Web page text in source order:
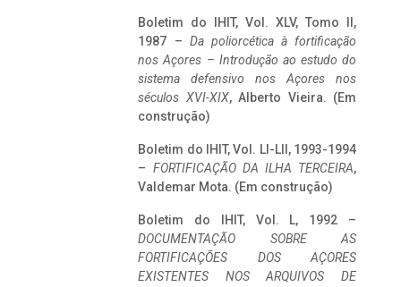
Boletim do IHIT, Vol. XLV, Tomo II,
1987 – Da poliorcética à fortificação
nos Açores – Introdução ao estudo do
sistema defensivo nos Açores nos
séculos XVI-XIX, Alberto Vieira. (Em
construção)
Boletim do IHIT, Vol. LI-LII, 1993-1994
– FORTIFICAÇÃO DA ILHA TERCEIRA,
Valdemar Mota. (Em construção)
Boletim do IHIT, Vol. L, 1992 –
DOCUMENTAÇÃO SOBRE AS
FORTIFICAÇÕES DOS AÇORES
EXISTENTES NOS ARQUIVOS DE